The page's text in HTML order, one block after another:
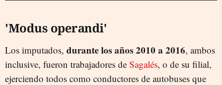
'Modus operandi'
Los imputados, durante los años 2010 a 2016, ambos
inclusive, fueron trabajadores de Sagalés, o de su filial,
ejerciendo todos como conductores de autobuses que